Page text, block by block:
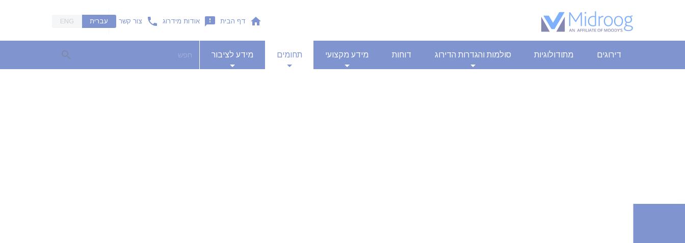
דף הבית אודות מידרוג צור קשר עברית ENG
דירוגים מתודולוגיות סולמות והגדרות הדירוג דוחות מידע מקצועי תחומים מידע לציבור